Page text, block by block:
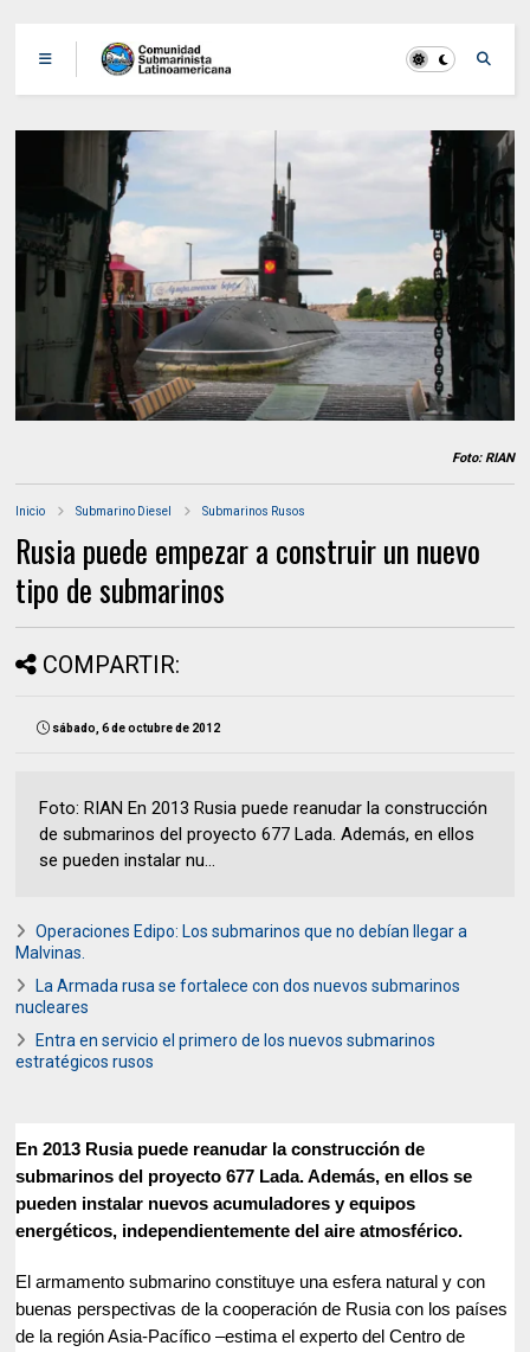
Foto: RIAN
Inicio Submarino Diesel Submarinos Rusos
Rusia puede empezar a construir un nuevo
tipo de submarinos
COMPARTIR:
sábado, 6 de octubre de 2012
Foto: RIAN En 2013 Rusia puede reanudar la construcción
de submarinos del proyecto 677 Lada. Además, en ellos
se pueden instalar nu...
Operaciones Edipo: Los submarinos que no debían llegar a
Malvinas.
La Armada rusa se fortalece con dos nuevos submarinos
nucleares
Entra en servicio el primero de los nuevos submarinos
estratégicos rusos
En 2013 Rusia puede reanudar la construcción de
submarinos del proyecto 677 Lada. Además, en ellos se
pueden instalar nuevos acumuladores y equipos
energéticos, independientemente del aire atmosférico.
El armamento submarino constituye una esfera natural y con
buenas perspectivas de la cooperación de Rusia con los países
de la región Asia-Pacífico –estima el experto del Centro de